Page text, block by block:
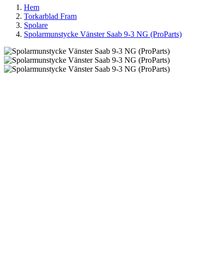
Hem
Torkarblad Fram
Spolare
Spolarmunstycke Vänster Saab 9-3 NG (ProParts)